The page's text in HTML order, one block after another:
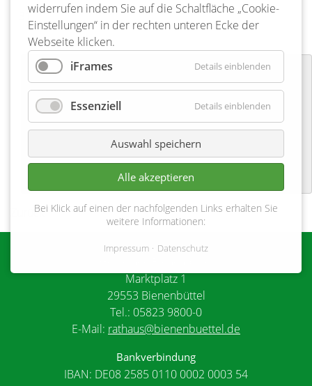
31
Dorfputz der Dorfgemeinschaft
Steddorf
13-05-2023 09:30
Dorfgemeinschaftshaus
Zurück
Marktplatz 1
29553 Bienenbüttel
Tel.: 05823 9800-0
E-Mail: rathaus@bienenbuettel.de
Bankverbindung
IBAN: DE08 2585 0110 0002 0003 54
widerrufen indem Sie auf die Schaltfläche „Cookie-
Einstellungen“ in der rechten unteren Ecke der
Webseite klicken.
iFrames
Details einblenden
Essenziell Details einblenden
Auswahl speichern
Alle akzeptieren
Bei Klick auf einen der nachfolgenden Links erhalten Sie
weitere Informationen:
Impressum Datenschutz